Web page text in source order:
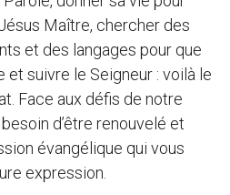
Maître, chercher des
et des langages pour que
suivre le Seigneur : voilà le
Face aux défis de notre
d’être renouvelé et
évangélique qui vous
expression.